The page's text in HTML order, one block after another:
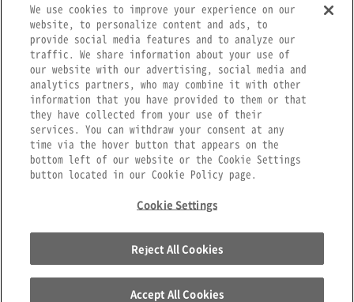
本シミュレーションでお客さまにご⼊⼒いただく⾦利は参考⾦利で
あり、実際のお借り⼊れに適⽤できることをお約束するものではあ
りません。
実際のお借り⼊れに適⽤する⾦利はお借り⼊れ時点での⾦利となり
ますので、実際のご返済額と異なる場合がございます。
ボーナス返済については、初回のボーナス返済をお借⼊⽇から6ヶ⽉
⽬とし、以後6ヶ⽉ごとの返済として算出しています。
固定⾦利を選択した場合、固定⾦利適⽤期間中のお借⼊利率および
ご返済額は⼀定です。固定⾦利適⽤期間終了後は、変動⾦利または
固定⾦利をご選択いただけますが、適⽤期間10 年、15年、20年の固
定⾦利はご選択いただけません。なお、お借⼊利率は固定⾦利期間
終了時点における新規お借⼊利率が適⽤されます。
お申込みに際しては、当⾏所定の審査をさせていただきます。結果
によっては、ご希望に添いかねる場合もございますので、ご了承く
ださい。
商号等 株式会社 千葉銀⾏ 登録⾦融機関 関東財務局⻑（登⾦）第39号 加⼊協会 ⽇本証券
業協会、⼀般社団法⼈⾦融先物取引業協会
Copyright© The Chiba Bank, Ltd. All Rights Reserved.
We use cookies to improve your experience on our
website, to personalize content and ads, to
provide social media features and to analyze our
traffic. We share information about your use of
our website with our advertising, social media and
analytics partners, who may combine it with other
information that you have provided to them or that
they have collected from your use of their
services. You can withdraw your consent at any
time via the hover button that appears on the
bottom left of our website or the Cookie Settings
button located in our Cookie Policy page.
Cookie Settings
Reject All Cookies
Accept All Cookies